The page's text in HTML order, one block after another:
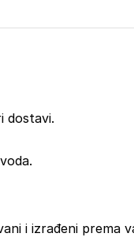
dostavi.
i izrađeni prema